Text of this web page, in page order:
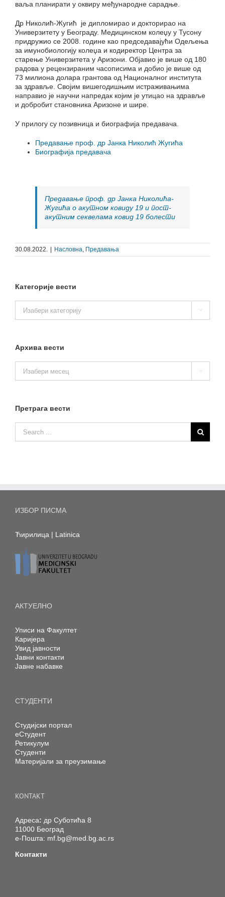
ваља планирати у оквиру међународне сарадње.
Др Николић-Жугић је дипломирао и докторирао на
Универзитету у Београду. Медицинском колеџу у Тусону
придружио се 2008. године као председавајући Одељења
за имунобиологију колеџа и кодиректор Центра за
старење Универзитета у Аризони. Објавио је више од 180
радова у рецензираним часописима и добио је више од
73 милиона долара грантова од Националног института
за здравље. Својим вишегодишњим истраживањима
направио је научни напредак којим је утицао на здравље
и добробит становника Аризоне и шире.
У прилогу су позивница и биографија предавача.
Предавање проф. др Јанка Николић Жугића
Биографија предавача
Предавање проф. др Јанка Николићa-
Жугића o aкутнoм ковиду 19 и пост-
акутним секвелaма ковид 19 болести
30.08.2022. Насловна, Предавања
Категорије вести
вести

Архива вести
вести

Претрага вести
ИЗБОР ПИСМА
Ћирилица | Latinica
АКТУЕЛНО
Уписи на Факултет
Каријера
Увид јавности
Јавни контакти
Јавне набавке
СТУДЕНТИ
Студијски портал
еСтудент
Ретикулум
Студенти
Материјали за преузимање
KONTAKT
Адреса: др Суботића 8
11000 Београд
е-Пошта: mf.bg@med.bg.ac.rs
Контакти